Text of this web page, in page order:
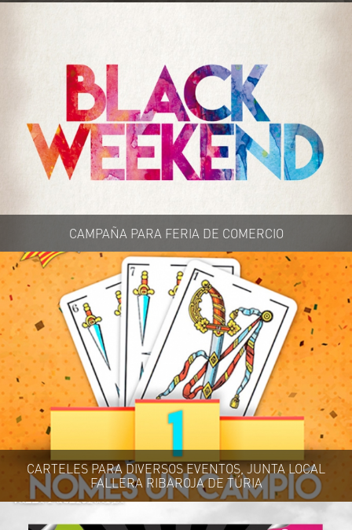
CAMPAÑA PARA FERIA DE COMERCIO
CARTELES PARA DIVERSOS EVENTOS, JUNTA LOCAL
FALLERA RIBAROJA DE TÚRIA